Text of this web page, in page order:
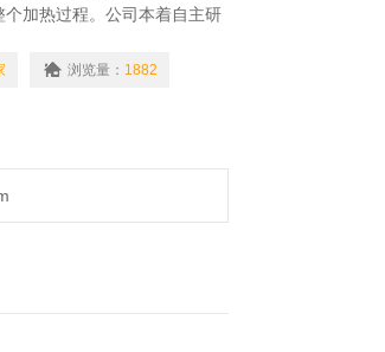
加热过程。公司本着自主研
油、铁路、矿山、化工等行
浏览量： 1882